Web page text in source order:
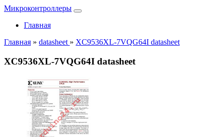
Микроконтроллеры
Главная
Главная » datasheet » XC9536XL-7VQG64I datasheet
XC9536XL-7VQG64I datasheet